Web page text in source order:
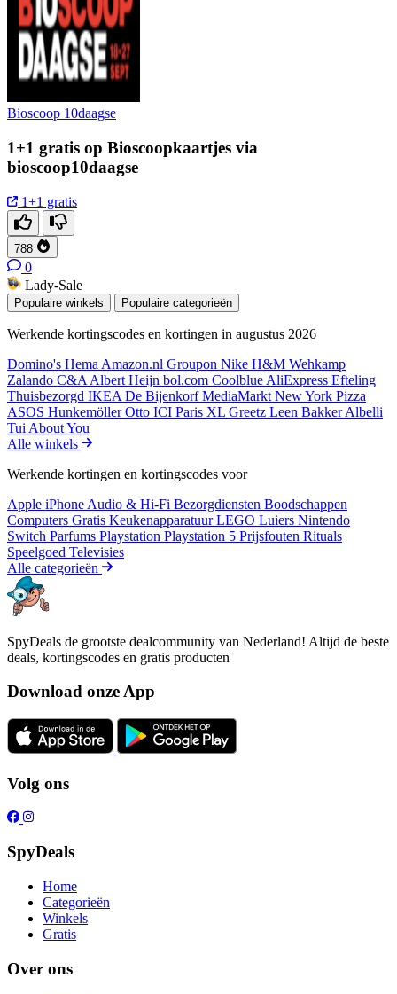
Bioscoop 10daagse
1+1 gratis op Bioscoopkaartjes via
bioscoop10daagse
1+1 gratis
788
0
Lady-Sale
Populaire winkels Populaire categorieën
Werkende kortingscodes en kortingen in augustus 2026
Domino's Hema Amazon.nl Groupon Nike H&M Wehkamp
Zalando C&A Albert Heijn bol.com Coolblue AliExpress Efteling
Thuisbezorgd IKEA De BijenkorfMediaMarkt New York Pizza
ASOS HunkemöllerOtto ICI Paris XL Greetz Leen BakkerAlbelli
Tui About You
Alle winkels
Werkende kortingen en kortingscodes voor
Apple iPhone Audio & Hi-Fi Bezorgdiensten Boodschappen
Computers Gratis KeukenapparatuurLEGO Luiers Nintendo
Switch Parfums Playstation Playstation 5 Prijsfouten Rituals
Speelgoed Televisies
Alle categorieën
SpyDeals de grootste dealcommunity van Nederland! Altijd de beste
deals, kortingscodes en gratis producten
Download onze App
Volg ons
SpyDeals
Home
Categorieën
Winkels
Gratis
Over ons